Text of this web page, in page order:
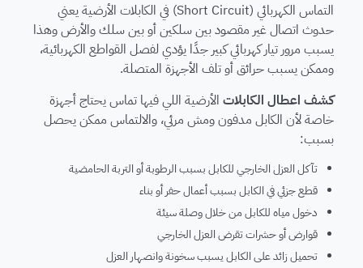
التماس الكهربائي (Short Circuit) في الكابلات الأرضية يعني
حدوث اتصال غير مقصود بين سلكين أو بين سلك والأرض وهذا
يسبب مرور تيار كهربائي كبير جدًا يؤدي لفصل القواطع الكهربائية،
وممكن يسبب حرائق أو تلف الأجهزة المتصلة.
كشف اعطال الكابلاتالأرضية اللي فيها تماس يحتاج أجهزة
خاصة لأن الكابل مدفون ومش مرئي، والالتماس ممكن يحصل
بسبب:
تآكل العزل الخارجي للكابل بسبب الرطوبة أو التربة الحامضية
قطع جزئي في الكابل بسبب أعمال حفر أو بناء
دخول مياه للكابل من خلال وصلة سيئة
قوارض أو حشرات تقرض العزل الخارجي
تحميل زائد على الكابل يسبب سخونة وانصهار العزل